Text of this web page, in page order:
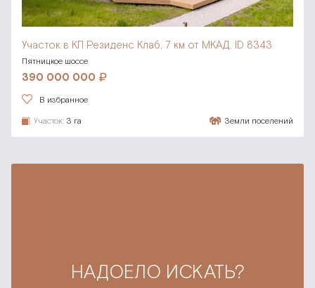
Участок в КП Резиденс Клаб,7 км от МКАД, ID 8343
Пятницкое шоссе
390 000 000
В избранное
Участок: 3 га Земли поселений
НАДОЕЛО ИСКАТЬ?